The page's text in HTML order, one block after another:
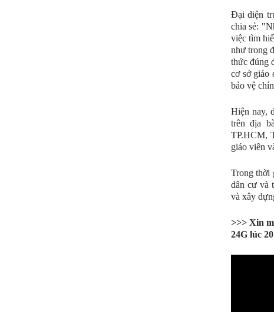
Đại diện
chia sẻ:
việc tìm
như trong
thức đúng
cơ sở giáo
bảo vệ
Hiện nay,
trên địa
TP.HCM,
giáo viên
Trong thời
dân cư và
và xây
>>> Xin
24G lúc